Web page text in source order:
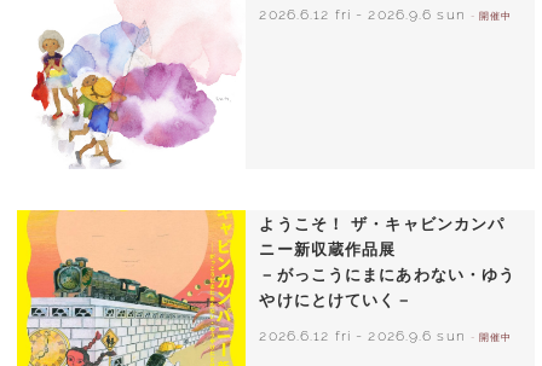
2026.6.12 fri -2026.9.6 sun - 開催中
ようこそ！ ザ・キャビンカンパ
ニー新収蔵作品展
－がっこうにまにあわない・ゆう
やけにとけていく－
2026.6.12 fri - 2026.9.6 sun - 開催中